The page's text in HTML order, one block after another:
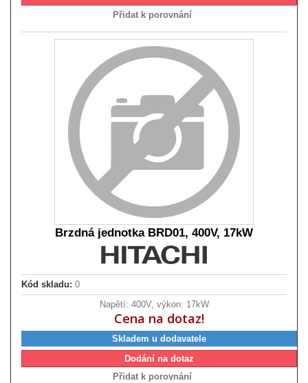
Přidat k porovnání
Brzdná jednotka BRD01, 400V, 17kW
Kód skladu: 0
Napětí: 400V, výkon: 17kW
Cena na dotaz!
Skladem u dodavatele
Dodání na dotaz
Přidat k porovnání